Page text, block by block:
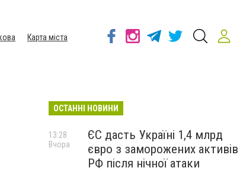
Карта міста
ОСТАННІ НОВИНИ
ЄС дасть Україні 1,4 млрд
євро з заморожених активів
РФ після нічної атаки
13:28
Вчора